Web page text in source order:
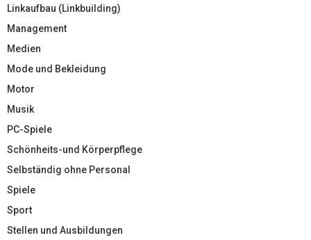
Linkaufbau (Linkbuilding)
Management
Medien
Mode und Bekleidung
Motor
Musik
PC-Spiele
Schönheits-und Körperpflege
Selbständig ohne Personal
Spiele
Sport
Stellen und Ausbildungen